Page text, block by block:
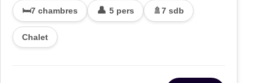
7 chambres 5 pers 7 sdb
Chalet